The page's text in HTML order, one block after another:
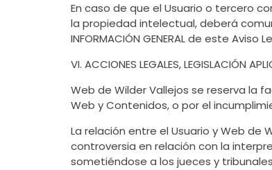
En caso de que el Usuario o tercero
la propiedad intelectual, deberá
INFORMACIÓN GENERAL de este
VI. ACCIONES LEGALES, LEGISLACIÓN
Web de Wilder Vallejos se reserva la
Web y Contenidos, o por el
La relación entre el Usuario y Web de
controversia en relación con la
sometiéndose a los jueces y